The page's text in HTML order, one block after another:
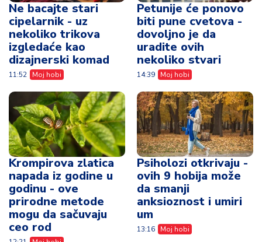
Ne bacajte stari
cipelarnik - uz
nekoliko trikova
izgledaće kao
dizajnerski komad
11:52 Moj hobi
Petunije će ponovo
biti pune cvetova -
dovoljno je da
uradite ovih
nekoliko stvari
14:39 Moj hobi
Krompirova zlatica
napada iz godine u
godinu - ove
prirodne metode
mogu da sačuvaju
ceo rod
Psiholozi otkrivaju -
ovih 9 hobija može
da smanji
anksioznost i umiri
um
13:16 Moj hobi